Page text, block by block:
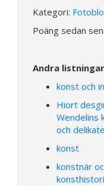
Kategori:
Poäng sedan
Andra
konst och
Hiort
Wendelins
och
konst
konstnär